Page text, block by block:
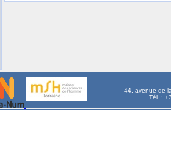
44, avenue de
Tél. :